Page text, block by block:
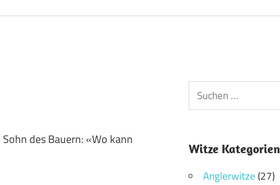
des Bauern: «Wo kann
Witze Kategorien
Anglerwitze(27)